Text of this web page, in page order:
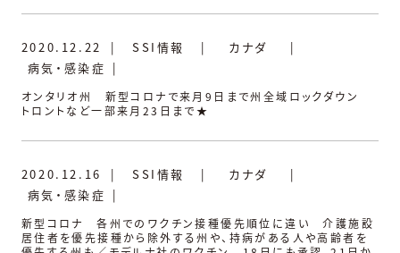
2020.12.22 | SSI情報 | カナダ
|
病気・感染症 |
オンタリオ州 新型コロナで来月9日まで州全域ロックダウン
トロントなど一部来月23日まで★
2020.12.16 | SSI情報 | カナダ
|
病気・感染症 |
新型コロナ 各州でのワクチン接種優先順位に違い 介護施設
居住者を優先接種から除外する州や、持病がある人や高齢者を